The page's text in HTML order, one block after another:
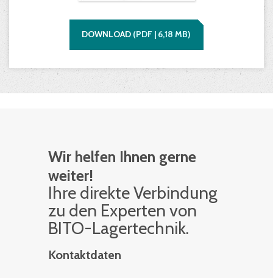
DOWNLOAD (PDF | 6,18 MB)
Wir helfen Ihnen gerne
weiter!
Ihre di­rek­te Ver­bin­dung
zu den Ex­per­ten von
BITO-La­ger­tech­nik.
Kontaktdaten